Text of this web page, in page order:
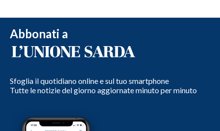
Abbonati a
Sfoglia il quotidiano online e sul tuo smartphone
Tutte le notizie del giorno aggiornate minuto per minuto